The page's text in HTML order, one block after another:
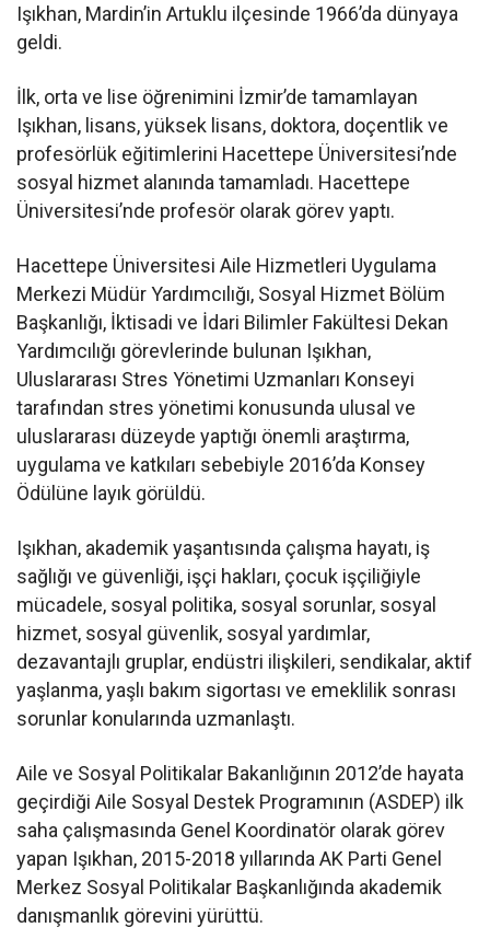
Işıkhan, Mardin’in Artuklu ilçesinde 1966’da dünyaya
geldi.
İlk, orta ve lise öğrenimini İzmir’de tamamlayan
Işıkhan, lisans, yüksek lisans, doktora, doçentlik ve
profesörlük eğitimlerini Hacettepe Üniversitesi’nde
sosyal hizmet alanında tamamladı. Hacettepe
Üniversitesi’nde profesör olarak görev yaptı.
Hacettepe Üniversitesi Aile Hizmetleri Uygulama
Merkezi Müdür Yardımcılığı, Sosyal Hizmet Bölüm
Başkanlığı, İktisadi ve İdari Bilimler Fakültesi Dekan
Yardımcılığı görevlerinde bulunan Işıkhan,
Uluslararası Stres Yönetimi Uzmanları Konseyi
tarafından stres yönetimi konusunda ulusal ve
uluslararası düzeyde yaptığı önemli araştırma,
uygulama ve katkıları sebebiyle 2016’da Konsey
Ödülüne layık görüldü.
Işıkhan, akademik yaşantısında çalışma hayatı, iş
sağlığı ve güvenliği, işçi hakları, çocuk işçiliğiyle
mücadele, sosyal politika, sosyal sorunlar, sosyal
hizmet, sosyal güvenlik, sosyal yardımlar,
dezavantajlı gruplar, endüstri ilişkileri, sendikalar, aktif
yaşlanma, yaşlı bakım sigortası ve emeklilik sonrası
sorunlar konularında uzmanlaştı.
Aile ve Sosyal Politikalar Bakanlığının 2012’de hayata
geçirdiği Aile Sosyal Destek Programının (ASDEP) ilk
saha çalışmasında Genel Koordinatör olarak görev
yapan Işıkhan, 2015-2018 yıllarında AK Parti Genel
Merkez Sosyal Politikalar Başkanlığında akademik
danışmanlık görevini yürüttü.